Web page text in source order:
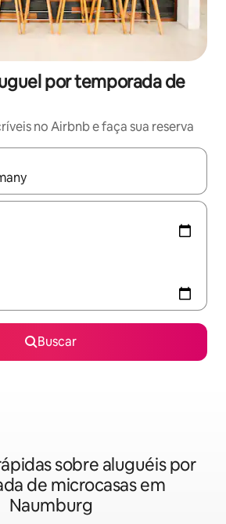
por temporada de
no Airbnb e faça sua reserva
estiverem disponíveis, explore-os
Buscar
sobre aluguéis por
de microcasas em
Naumburg